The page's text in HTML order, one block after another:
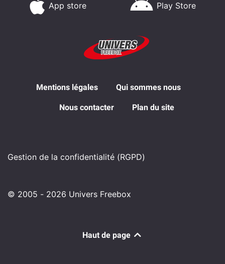
App store Play Store
Mentions légales Qui sommes nous
Nous contacter Plan du site
Gestion de la confidentialité (RGPD)
© 2005 - 2026 Univers Freebox
Haut de page